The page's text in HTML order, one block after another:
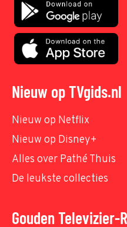
Nieuw op TVgids.nl
Nieuw op Netflix
Nieuw op Disney+
Alles over Pathé Thuis
De leukste collecties
Gouden Televizier-